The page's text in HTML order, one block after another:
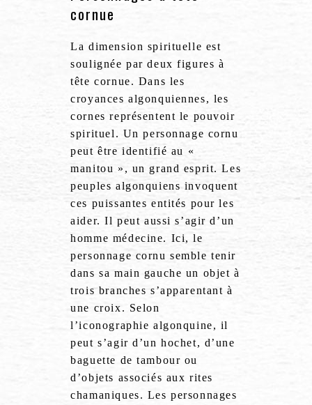
cornue
La dimension spirituelle est
soulignée par deux figures à
tête cornue. Dans les
croyances algonquiennes, les
cornes représentent le pouvoir
spirituel. Un personnage cornu
peut être identifié au «
manitou », un grand esprit. Les
peuples algonquiens invoquent
ces puissantes entités pour les
aider. Il peut aussi s’agir d’un
homme médecine. Ici, le
personnage cornu semble tenir
dans sa main gauche un objet à
trois branches s’apparentant à
une croix. Selon
l’iconographie algonquine, il
peut s’agir d’un hochet, d’une
baguette de tambour ou
d’objets associés aux rites
chamaniques. Les personnages